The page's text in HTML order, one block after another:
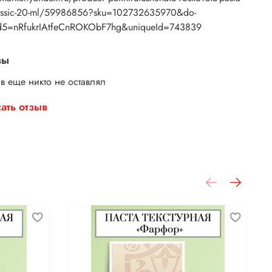
случаях, патинирующая восковая паста и воск
декоративный, обладают отличными
Выбор между ними зависит от предпочтений
20-ml/59986856?sku=102732635970&do-
еще никто не оставлял
отзыв